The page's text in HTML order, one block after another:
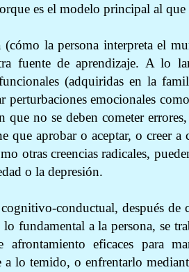
es el modelo principal al que
la persona interpreta el
fuente de aprendizaje. A lo
(adquiridas en la
perturbaciones emocionales
que no se deben cometer
que aprobar o aceptar, o creer
otras creencias radicales,
o la depresión.
conductual, después de
lo fundamental a la persona, se
afrontamiento eficaces para
a lo temido, o enfrentarlo